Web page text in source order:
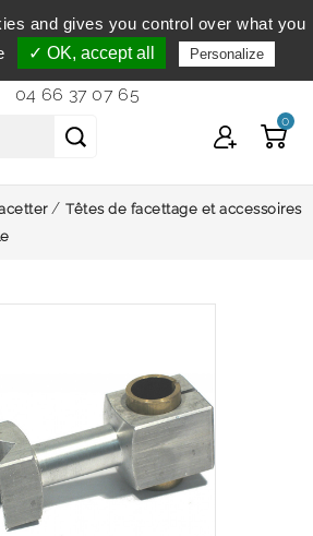
Service clientèle
du lundi au vendredi de 9h à 12h et
de 14h à 18h...
04 66 37 07 65
0
Têtes de facettage et accessoires
and gives you control over what you
✓ OK, accept all Personalize